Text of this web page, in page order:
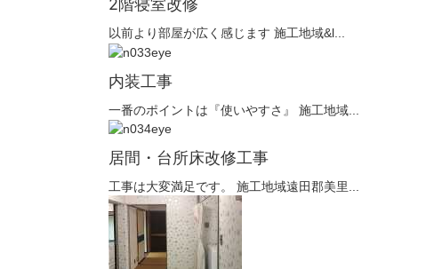
2階寝室改修
以前より部屋が広く感じます 施工地域&l...
内装工事
一番のポイントは『使いやすさ』 施工地域...
居間・台所床改修工事
工事は大変満足です。 施工地域遠田郡美里...